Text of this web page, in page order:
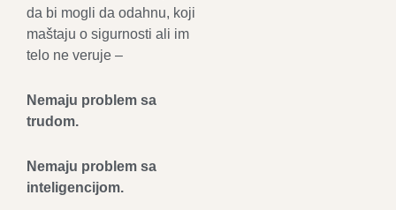
da bi mogli da odahnu, koji
maštaju o sigurnosti ali im
telo ne veruje –
Nemaju problem sa
trudom.
Nemaju problem sa
inteligencijom.